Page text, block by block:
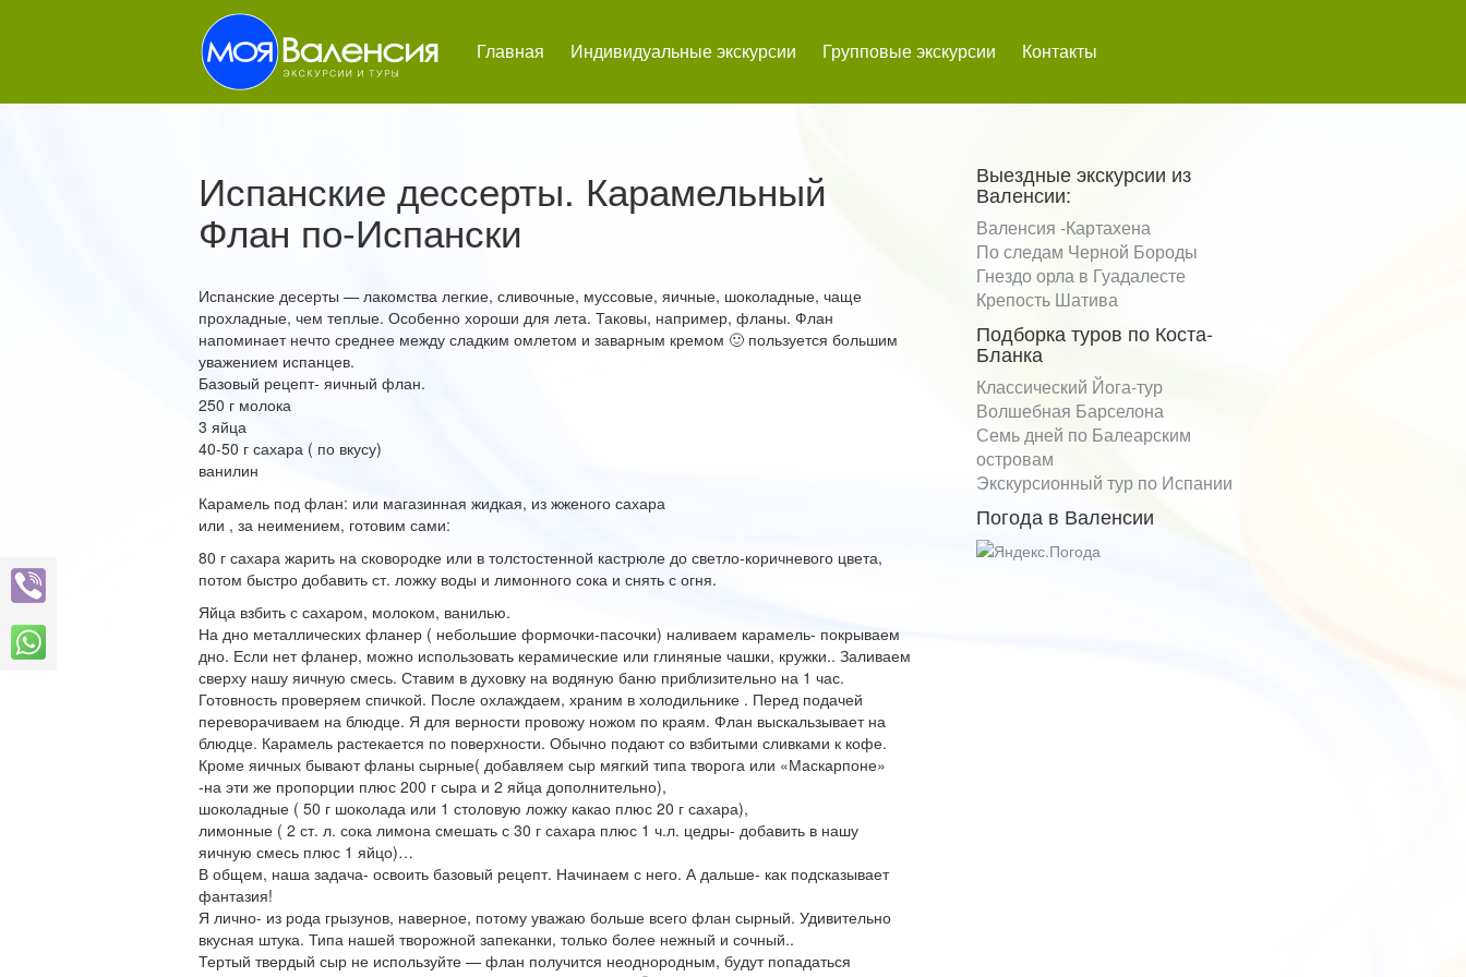
Главная Индивидуальные экскурсии Групповые экскурсии Контакты
Испанские дессерты. Карамельный
Флан по-Испански
Испанские десерты — лакомства легкие, сливочные, муссовые, яичные, шоколадные, чаще
прохладные, чем теплые. Особенно хороши для лета. Таковы, например, фланы. Флан
напоминает нечто среднее между сладким омлетом и заварным кремом 🙂 пользуется большим
уважением испанцев.
Базовый рецепт- яичный флан.
250 г молока
3 яйца
40-50 г сахара ( по вкусу)
ванилин
Карамель под флан: или магазинная жидкая, из жженого сахара
или , за неимением, готовим сами:
80 г сахара жарить на сковородке или в толстостенной кастрюле до светло-коричневого цвета,
потом быстро добавить ст. ложку воды и лимонного сока и снять с огня.
Яйца взбить с сахаром, молоком, ванилью.
На дно металлических фланер ( небольшие формочки-пасочки) наливаем карамель- покрываем
дно. Если нет фланер, можно использовать керамические или глиняные чашки, кружки.. Заливаем
сверху нашу яичную смесь. Ставим в духовку на водяную баню приблизительно на 1 час.
Готовность проверяем спичкой. После охлаждаем, храним в холодильнике . Перед подачей
переворачиваем на блюдце. Я для верности провожу ножом по краям. Флан выскальзывает на
блюдце. Карамель растекается по поверхности. Обычно подают со взбитыми сливками к кофе.
Кроме яичных бывают фланы сырные( добавляем сыр мягкий типа творога или «Маскарпоне»
-на эти же пропорции плюс 200 г сыра и 2 яйца дополнительно),
шоколадные ( 50 г шоколада или 1 столовую ложку какао плюс 20 г сахара),
лимонные ( 2 ст. л. сока лимона смешать с 30 г сахара плюс 1 ч.л. цедры- добавить в нашу
яичную смесь плюс 1 яйцо)…
В общем, наша задача- освоить базовый рецепт. Начинаем с него. А дальше- как подсказывает
фантазия!
Я лично- из рода грызунов, наверное, потому уважаю больше всего флан сырный. Удивительно
вкусная штука. Типа нашей творожной запеканки, только более нежный и сочный..
Тертый твердый сыр не используйте — флан получится неоднородным, будут попадаться
Выездные экскурсии из
Валенсии:
Валенсия -Картахена
По следам Черной Бороды
Гнездо орла в Гуадалесте
Крепость Шатива
Подборка туров по Коста-
Бланка
Классический Йога-тур
Волшебная Барселона
Семь дней по Балеарским
островам
Экскурсионный тур по Испании
Погода в Валенсии